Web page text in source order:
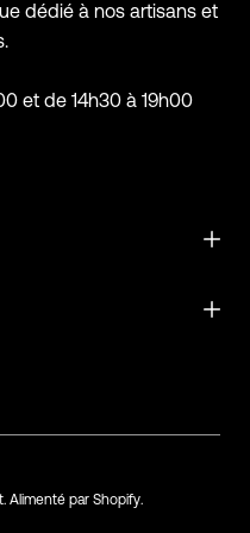
dédié à nos artisans et
et de 14h30 à 19h00
. Alimenté par Shopify.